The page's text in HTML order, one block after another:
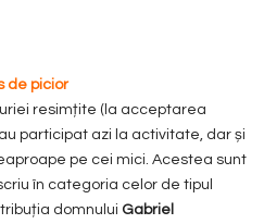
de picior
resimțite (la acceptarea
participat azi la activitate, dar și
pe cei mici. Acestea sunt
în categoria celor de tipul
domnului Gabriel